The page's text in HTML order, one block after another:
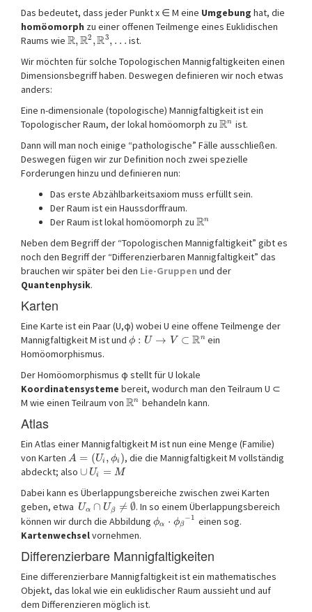
Das bedeutet, dass jeder Punkt x ∈ M eine Umgebung hat, die
homöomorph zu einer offenen Teilmenge eines Euklidischen
Raums wie R,R2 ,R3, … ist.
Wir möchten für solche Topologischen Mannigfaltigkeiten einen
Dimensionsbegriff haben. Deswegen definieren wir noch etwas
anders:
Eine n-dimensionale (topologische) Mannigfaltigkeit ist ein
Topologischer Raum, der lokal homöomorph zu Rn ist.
Dann will man noch einige “pathologische” Fälle ausschließen.
Deswegen fügen wir zur Definition noch zwei spezielle
Forderungen hinzu und definieren nun:
Das erste Abzählbarkeitsaxiom muss erfüllt sein.
Der Raum ist ein Haussdorffraum.
Der Raum ist lokal homöomorph zu Rn
Neben dem Begriff der “Topologischen Mannigfaltigkeit” gibt es
noch den Begriff der “Differenzierbaren Mannigfaltigkeit” das
brauchen wir später bei den Lie-Gruppen und der
Quantenphysik.
Karten
Eine Karte ist ein Paar (U,φ) wobei U eine offene Teilmenge der
Mannigfaltigkeit M ist und ϕ : U → V ⊂ Rnein
Homöomorphismus.
Der Homöomorphismus φ stellt für U lokale
Koordinatensysteme bereit, wodurch man den Teilraum U ⊂
M wie einen Teilraum von Rn behandeln kann.
Atlas
Ein Atlas einer Mannigfaltigkeit M ist nun eine Menge (Familie)
von Karten A = (Ui , ϕi ), die die Mannigfaltigkeit M vollständig
abdeckt; also ∪ Ui = M
Dabei kann es Überlappungsbereiche zwischen zwei Karten
geben, etwa Uα ∩ U β ≠ ∅. In so einem Überlappungsbereich
können wir durch die Abbildung ϕα ⋅ ϕβ
−1 einen sog.
Kartenwechselvornehmen.
Differenzierbare Mannigfaltigkeiten
Eine differenzierbare Mannigfaltigkeit ist ein mathematisches
Objekt, das lokal wie ein euklidischer Raum aussieht und auf
dem Differenzieren möglich ist.